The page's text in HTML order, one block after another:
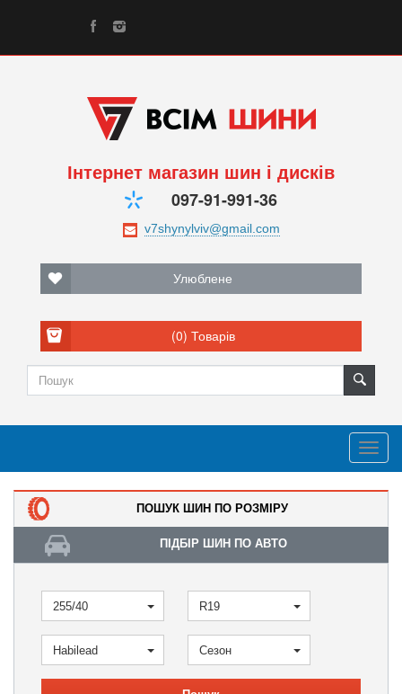
Інтернет магазин шин і дисків
097-91-991-36
Улюблене
(0) Товарів
ПОШУК ШИН ПО РОЗМІРУ
ПІДБІР ШИН ПО АВТО
255/40 R19
Habilead Сезон